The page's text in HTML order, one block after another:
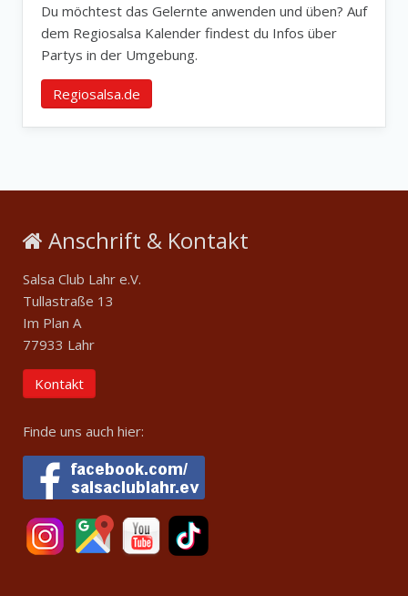
Du möchtest das Gelernte anwenden und üben? Auf
dem Regiosalsa Kalender findest du Infos über
Partys in der Umgebung.
Regiosalsa.de
Anschrift & Kontakt
Salsa Club Lahr e.V.
Tullastraße 13
Im Plan A
77933 Lahr
Kontakt
Finde uns auch hier: